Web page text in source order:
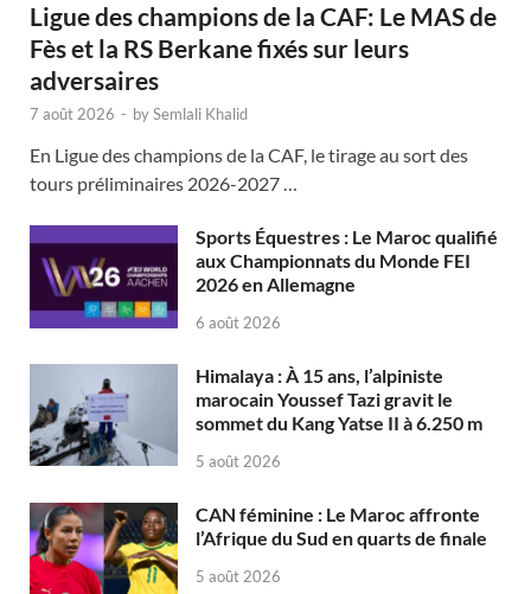
Ligue des champions de la CAF: Le MAS de
Fès et la RS Berkane fixés sur leurs
adversaires
7 août 2026 - bySemlali Khalid
En Ligue des champions de la CAF, le tirage au sort des
tours préliminaires 2026-2027 …
Sports Équestres : Le Maroc qualifié
aux Championnats du Monde FEI
2026 en Allemagne
6 août 2026
Himalaya : À 15 ans, l’alpiniste
marocain Youssef Tazi gravit le
sommet du Kang Yatse II à 6.250 m
5 août 2026
CAN féminine : Le Maroc affronte
l’Afrique du Sud en quarts de finale
5 août 2026